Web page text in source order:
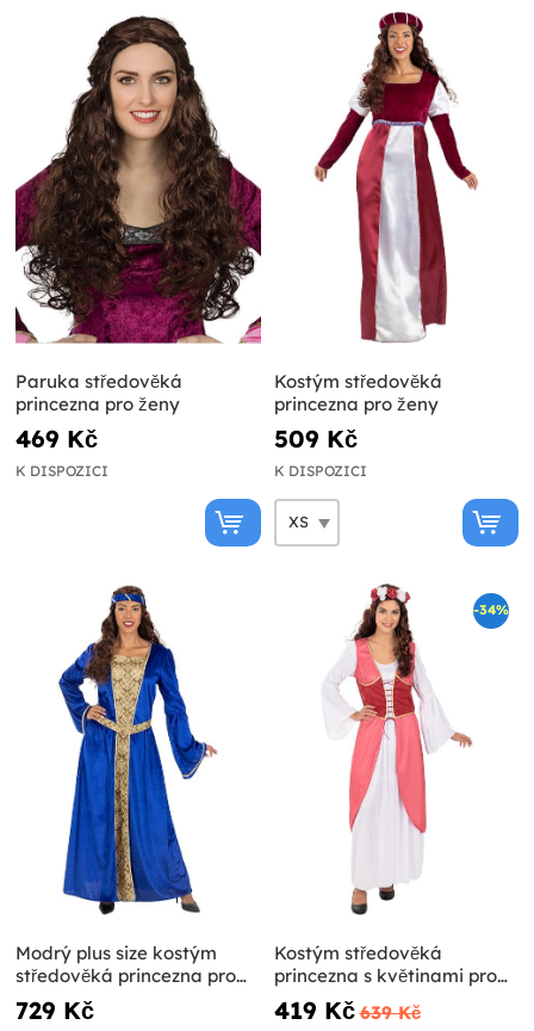
Paruka středověká
princezna pro ženy
469 Kč
K DISPOZICI
Kostým středověká
princezna pro ženy
509 Kč
K DISPOZICI
Modrý plus size kostým
středověká princezna pro
ženy
729 Kč
-34%
Kostým středověká
princezna s květinami pro
ženy
419 Kč 639 Kč